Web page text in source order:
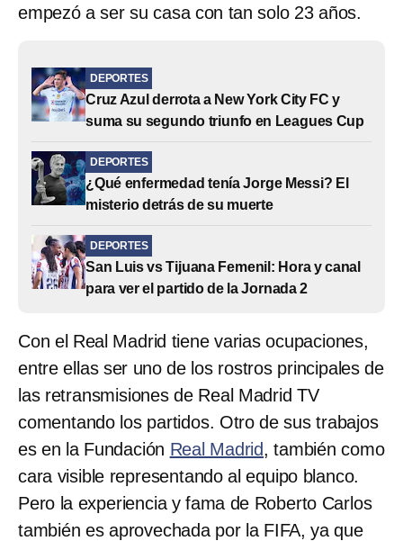
empezó a ser su casa con tan solo 23 años.
DEPORTES
Cruz Azul derrota a New York City FC y
suma su segundo triunfo en Leagues Cup
DEPORTES
¿Qué enfermedad tenía Jorge Messi? El
misterio detrás de su muerte
DEPORTES
San Luis vs Tijuana Femenil: Hora y canal
para ver el partido de la Jornada 2
Con el Real Madrid tiene varias ocupaciones,
entre ellas ser uno de los rostros principales de
las retransmisiones de Real Madrid TV
comentando los partidos. Otro de sus trabajos
es en la Fundación Real Madrid, también como
cara visible representando al equipo blanco.
Pero la experiencia y fama de Roberto Carlos
también es aprovechada por la FIFA, ya que